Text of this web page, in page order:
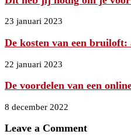
23 januari 2023
De kosten van een bruiloft:
22 januari 2023
De voordelen van een
8 december 2022
Leave a Comment